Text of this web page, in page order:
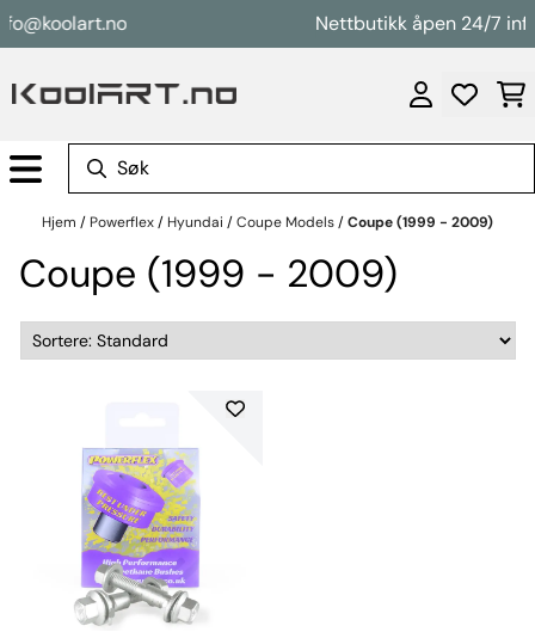
Hopp til innhold Nettbutikk åpen 24/7
Hjem / Powerflex/ Hyundai /Coupe Models/Coupe (1999 - 2009)
Coupe (1999 - 2009)